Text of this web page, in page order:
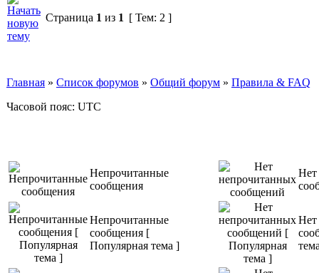
Страница 1 из 1 [ Тем: 2 ]
Главная » Список форумов » Общий форум » Правила & FAQ
Часовой пояс: UTC
Непрочитанные
сообщения
Нет
Непрочитанные
сообщения [
Популярная тема ]
Нет